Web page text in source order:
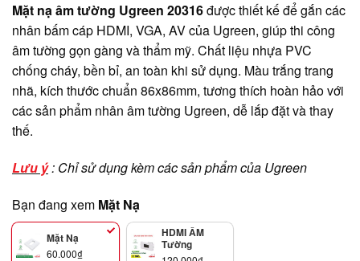
Mặt nạ âm tường Ugreen 20316được thiết kế để gắn các
nhân bấm cáp HDMI, VGA, AV của Ugreen, giúp thi công
âm tường gọn gàng và thẩm mỹ. Chất liệu nhựa PVC
chống cháy, bền bỉ, an toàn khi sử dụng. Màu trắng trang
nhã, kích thước chuẩn 86x86mm, tương thích hoàn hảo với
các sản phẩm nhân âm tường Ugreen, dễ lắp đặt và thay
thế.
Lưu ý: Chỉ sử dụng kèm các sản phẩm của Ugreen
Bạn đang xem Mặt Nạ
Mặt Nạ
60.000₫
HDMI ÂM
Tường